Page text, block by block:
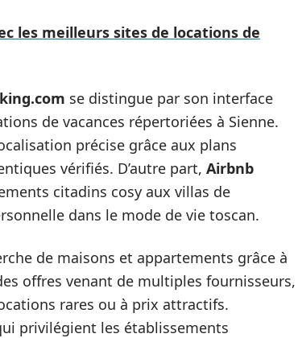
les meilleurs sites de locations de
se distingue par son interface
de vacances répertoriées à Sienne.
précise grâce aux plans
vérifiés. D’autre part, Airbnb
citadins cosy aux villas de
dans le mode de vie toscan.
de maisons et appartements grâce à
offres venant de multiples fournisseurs,
rares ou à prix attractifs.
privilégient les établissements